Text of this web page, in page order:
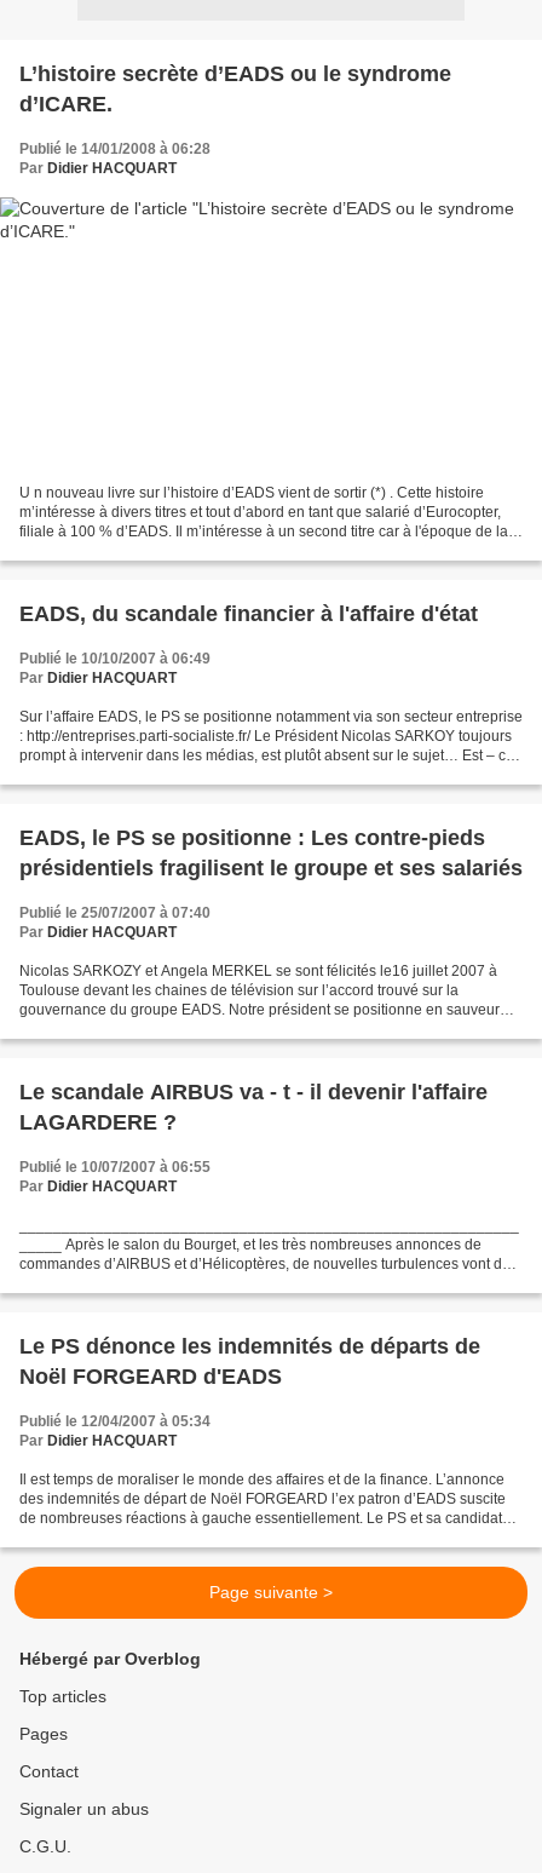
L’histoire secrète d’EADS ou le syndrome
d’ICARE.
Publié le 14/01/2008 à 06:28
Par Didier HACQUART
U n nouveau livre sur l’histoire d’EADS vient de sortir (*) . Cette histoire
m’intéresse à divers titres et tout d’abord en tant que salarié d’Eurocopter,
filiale à 100 % d’EADS. Il m’intéresse à un second titre car à l'époque de la
EADS, du scandale financier à l'affaire d'état
Publié le 10/10/2007 à 06:49
Par Didier HACQUART
Sur l’affaire EADS, le PS se positionne notamment via son secteur entreprise
: http://entreprises.parti-socialiste.fr/ Le Président Nicolas SARKOY toujours
prompt à intervenir dans les médias, est plutôt absent sur le sujet… Est – ce
EADS, le PS se positionne : Les contre-pieds
présidentiels fragilisent le groupe et ses salariés
Publié le 25/07/2007 à 07:40
Par Didier HACQUART
Nicolas SARKOZY et Angela MERKEL se sont félicités le16 juillet 2007 à
Toulouse devant les chaines de télévision sur l’accord trouvé sur la
gouvernance du groupe EADS. Notre président se positionne en sauveur
Le scandale AIRBUS va - t - il devenir l'affaire
LAGARDERE ?
Publié le 10/07/2007 à 06:55
Par Didier HACQUART
_____ Après le salon du Bourget, et les très nombreuses annonces de
commandes d’AIRBUS et d’Hélicoptères, de nouvelles turbulences vont de
Le PS dénonce les indemnités de départs de
Noël FORGEARD d'EADS
Publié le 12/04/2007 à 05:34
Par Didier HACQUART
Il est temps de moraliser le monde des affaires et de la finance. L’annonce
des indemnités de départ de Noël FORGEARD l’ex patron d’EADS suscite
de nombreuses réactions à gauche essentiellement. Le PS et sa candidate
Page suivante >
Hébergé par Overblog
Top articles
Pages
Contact
Signaler un abus
C.G.U.